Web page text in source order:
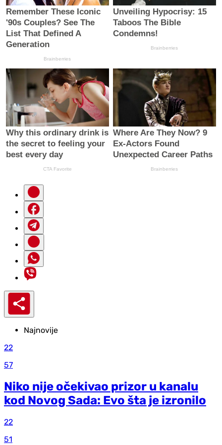
Najnovije
22
57
Niko nije očekivao prizor u kanalu
kod Novog Sada: Evo šta je izronilo
22
51